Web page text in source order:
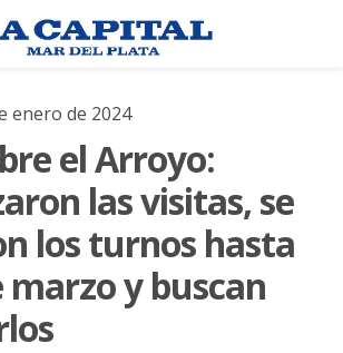
enero de 2024
el Arroyo:
las visitas, se
los turnos hasta
marzo y buscan